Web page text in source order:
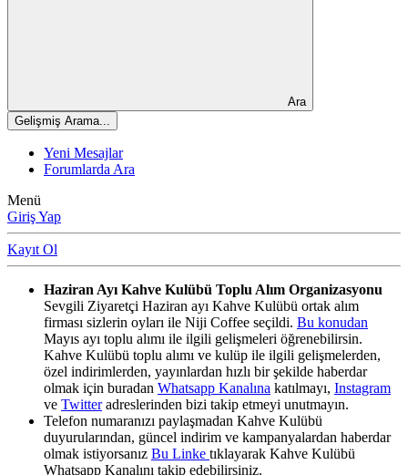
Ara
Gelişmiş Arama...
Yeni Mesajlar
Forumlarda Ara
Menü
Giriş Yap
Kayıt Ol
Haziran Ayı Kahve Kulübü Toplu Alım Organizasyonu
Sevgili Ziyaretçi Haziran ayı Kahve Kulübü ortak alım
firması sizlerin oyları ile Niji Coffee seçildi. Bu konudan
Mayıs ayı toplu alımı ile ilgili gelişmeleri öğrenebilirsin.
Kahve Kulübü toplu alımı ve kulüp ile ilgili gelişmelerden,
özel indirimlerden, yayınlardan hızlı bir şekilde haberdar
olmak için buradan Whatsapp Kanalına katılmayı, Instagram
ve Twitteradreslerinden bizi takip etmeyi unutmayın.
Telefon numaranızı paylaşmadan Kahve Kulübü
duyurularından, güncel indirim ve kampanyalardan haberdar
olmak istiyorsanız Bu Linke tıklayarak Kahve Kulübü
Whatsapp Kanalını takip edebilirsiniz.